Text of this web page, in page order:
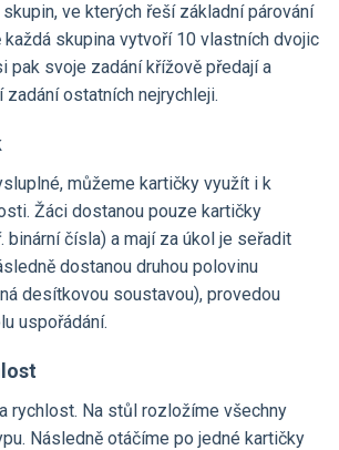
ve kterých řeší základní párování
každá skupina vytvoří 10 vlastních dvojic
pak svoje zadání křížově předají a
ostatních nejrychleji.
můžeme kartičky využít i k
Žáci dostanou pouze kartičky
binární čísla) a mají za úkol je seřadit
dostanou druhou polovinu
desítkovou soustavou), provedou
uspořádání.
rychlost. Na stůl rozložíme všechny
Následně otáčíme po jedné kartičky